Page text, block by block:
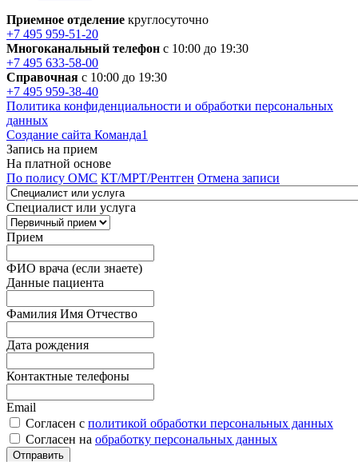
Приемное отделение круглосуточно
+7 495 959-51-20
Многоканальный телефон с 10:00 до 19:30
+7 495 633-58-00
Справочная с 10:00 до 19:30
+7 495 959-38-40
Политика конфиденциальности и обработки персональных
данных
Создание сайта Команда1
Запись на прием
На платной основе
По полису ОМС КТ/МРТ/Рентген Отмена записи
Специалист или услуга
Прием
ФИО врача (если знаете)
Данные пациента
Фамилия Имя Отчество
Дата рождения
Контактные телефоны
Email
Согласен с политикой обработки персональных данных
Согласен на обработку персональных данных